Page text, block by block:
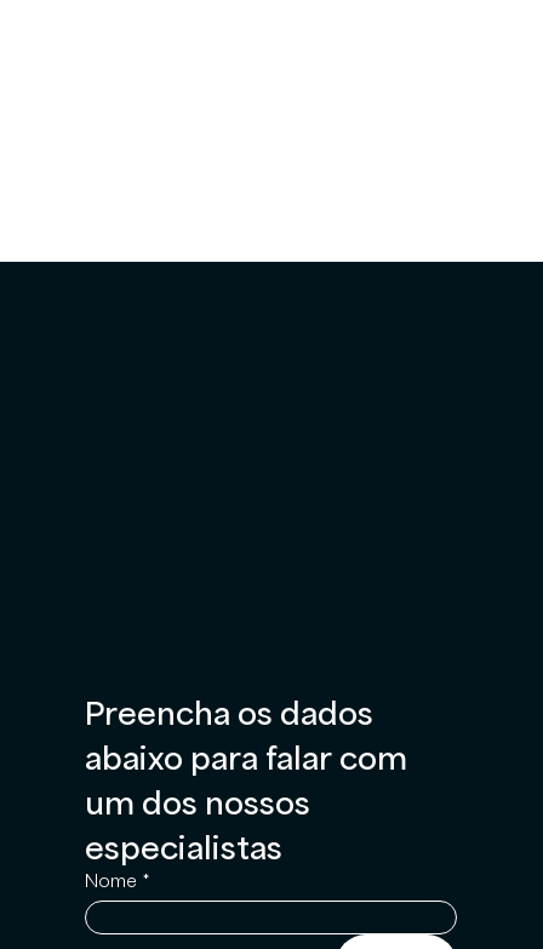
Preencha os dados
abaixo para falar com
um dos nossos
especialistas
Nome *